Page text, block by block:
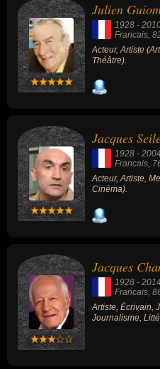
noir » (1968), «
Vieille qui
César de la
2 César
1998, l'Académie
sciences du
Julien
1928 -
Francais,
Acteur, Artiste
Théâtre).
Jacques
1928 - 2004
Francais,
Acteur, Artiste,
Cinéma).
Jacques
1928 - 2014
Francais ,
Artiste, Écrivain,
Journalisme,